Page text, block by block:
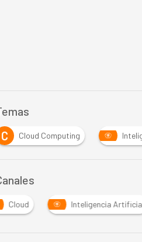
C Cloud Computing
Cloud Inteligencia